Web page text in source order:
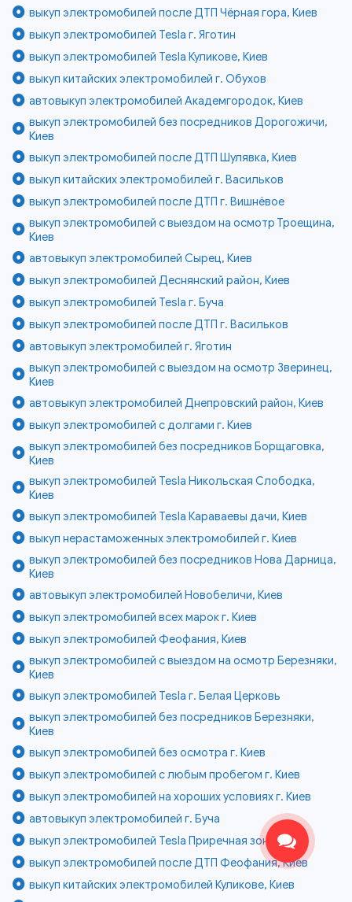
выкуп электромобилей после ДТП Чёрная гора, Киев
выкуп электромобилей Tesla г. Яготин
выкуп электромобилей Tesla Куликове, Киев
выкуп китайских электромобилей г. Обухов
автовыкуп электромобилей Академгородок, Киев
выкуп электромобилей без посредников Дорогожичи,
Киев
выкуп электромобилей после ДТП Шулявка, Киев
выкуп китайских электромобилей г. Васильков
выкуп электромобилей после ДТП г. Вишнёвое
выкуп электромобилей с выездом на осмотр Троещина,
Киев
автовыкуп электромобилей Сырец, Киев
выкуп электромобилей Деснянский район, Киев
выкуп электромобилей Tesla г. Буча
выкуп электромобилей после ДТП г. Васильков
автовыкуп электромобилей г. Яготин
выкуп электромобилей с выездом на осмотр Зверинец,
Киев
автовыкуп электромобилей Днепровский район, Киев
выкуп электромобилей с долгами г. Киев
выкуп электромобилей без посредников Борщаговка,
Киев
выкуп электромобилей Tesla Никольская Слободка,
Киев
выкуп электромобилей Tesla Караваевы дачи, Киев
выкуп нерастаможенных электромобилей г. Киев
выкуп электромобилей без посредников Нова Дарница,
Киев
автовыкуп электромобилей Новобеличи, Киев
выкуп электромобилей всех марок г. Киев
выкуп электромобилей Феофания, Киев
выкуп электромобилей с выездом на осмотр Березняки,
Киев
выкуп электромобилей Tesla г. Белая Церковь
выкуп электромобилей без посредников Березняки,
Киев
выкуп электромобилей без осмотра г. Киев
выкуп электромобилей с любым пробегом г. Киев
выкуп электромобилей на хороших условиях г. Киев
автовыкуп электромобилей г. Буча
выкуп электромобилей Tesla Приречная зона, Киев
выкуп электромобилей после ДТП Феофания, Киев
выкуп китайских электромобилей Куликове, Киев